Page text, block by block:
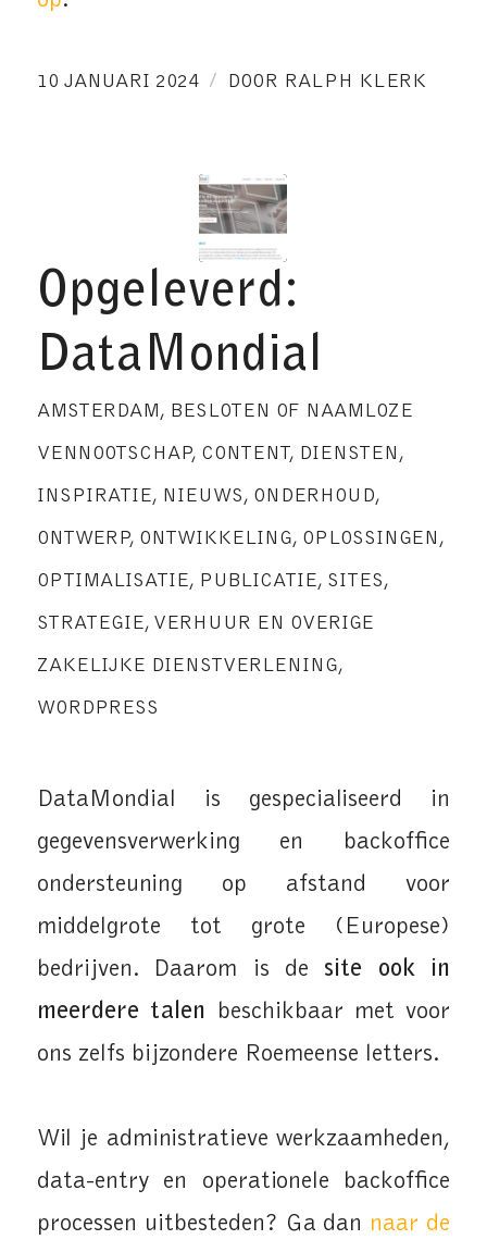
10 JANUARI 2024 / DOOR RALPH KLERK
Opgeleverd:
DataMondial
AMSTERDAM, BESLOTEN OF NAAMLOZE
VENNOOTSCHAP, CONTENT , DIENSTEN ,
INSPIRATIE, NIEUWS, ONDERHOUD,
ONTWERP, ONTWIKKELING, OPLOSSINGEN ,
OPTIMALISATIE, PUBLICATIE, SITES,
STRATEGIE, VERHUUR EN OVERIGE
ZAKELIJKE DIENSTVERLENING,
WORDPRESS
DataMondial is gespecialiseerd in
gegevensverwerking en backoffice
ondersteuning op afstand voor
middelgrote tot grote (Europese)
bedrijven. Daarom is de site ook in
meerdere talen
beschikbaar met voor
ons zelfs bijzondere Roemeense letters.
Wil je administratieve werkzaamheden,
data-entry en operationele backoffice
processen uitbesteden? Ga dan naar de